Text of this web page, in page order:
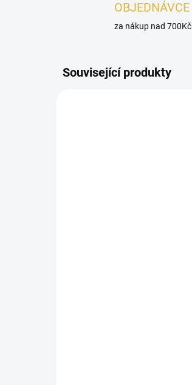
OBJEDNÁVCE
za nákup nad 700Kč
Související produkty